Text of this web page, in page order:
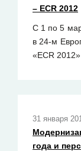
– ECR 2012
С 1 по 5
в 24-м
«ECR
31 января
года и